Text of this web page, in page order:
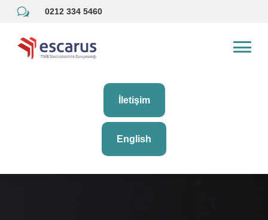
w 0212 334 5460
İletişim
English